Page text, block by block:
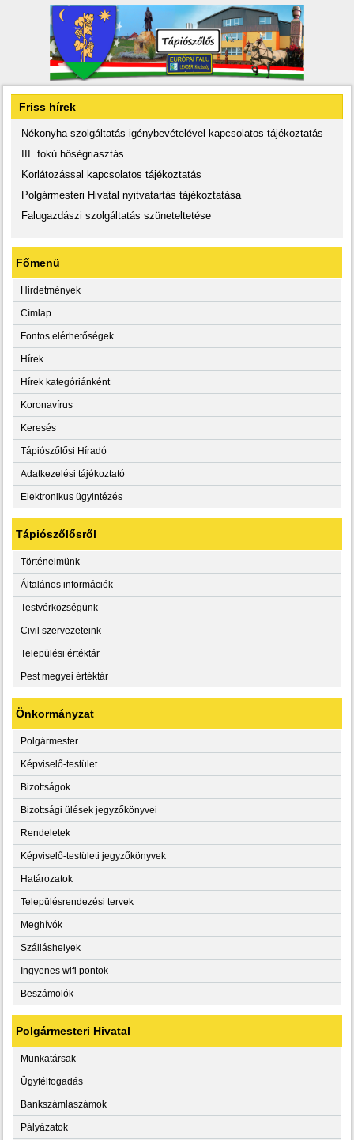
Friss hírek
Nékonyha szolgáltatás igénybevételével kapcsolatos tájékoztatás
III. fokú hőségriasztás
Korlátozással kapcsolatos tájékoztatás
Polgármesteri Hivatal nyitvatartás tájékoztatása
Falugazdászi szolgáltatás szüneteltetése
Főmenü
Hirdetmények
Címlap
Fontos elérhetőségek
Hírek
Hírek kategóriánként
Koronavírus
Keresés
Tápiószőlősi Híradó
Adatkezelési tájékoztató
Elektronikus ügyintézés
Tápiószőlősről
Történelmünk
Általános információk
Testvérközségünk
Civil szervezeteink
Települési értéktár
Pest megyei értéktár
Önkormányzat
Polgármester
Képviselő-testület
Bizottságok
Bizottsági ülések jegyzőkönyvei
Rendeletek
Képviselő-testületi jegyzőkönyvek
Határozatok
Településrendezési tervek
Meghívók
Szálláshelyek
Ingyenes wifi pontok
Beszámolók
Polgármesteri Hivatal
Munkatársak
Ügyfélfogadás
Bankszámlaszámok
Pályázatok